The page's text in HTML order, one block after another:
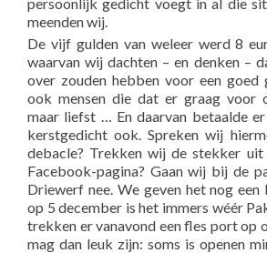
meenden wij.
De vijf gulden van weleer werd 8
waarvan wij dachten – en denken –
over zouden hebben voor een goed
ook mensen die dat er graag voor
maar liefst … En daarvan betaalde
kerstgedicht ook. Spreken wij
debacle? Trekken wij de stekker
Facebook-pagina? Gaan wij bij de
Driewerf nee. We geven het nog een
op 5 december is het immers wéér
trekken er vanavond een fles port op
mag dan leuk zijn: soms is openen